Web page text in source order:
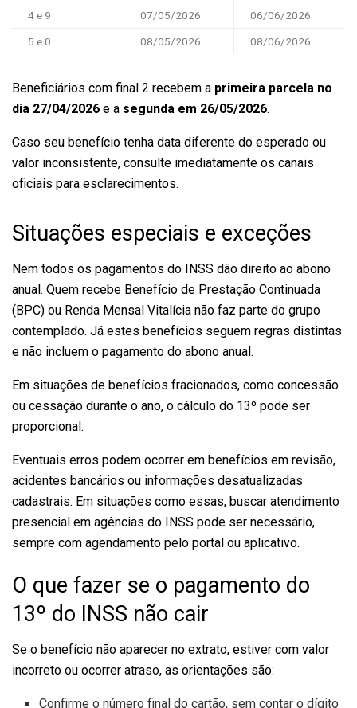
4 e 9 07/05/2026 06/06/2026
5 e 0 08/05/2026 08/06/2026
Beneficiários com final 2 recebem a primeira parcela no
dia 27/04/2026 e a segunda em 26/05/2026.
Caso seu benefício tenha data diferente do esperado ou
valor inconsistente, consulte imediatamente os canais
oficiais para esclarecimentos.
Situações especiais e exceções
Nem todos os pagamentos do INSS dão direito ao abono
anual. Quem recebe Benefício de Prestação Continuada
(BPC) ou Renda Mensal Vitalícia não faz parte do grupo
contemplado. Já estes benefícios seguem regras distintas
e não incluem o pagamento do abono anual.
Em situações de benefícios fracionados, como concessão
ou cessação durante o ano, o cálculo do 13º pode ser
proporcional.
Eventuais erros podem ocorrer em benefícios em revisão,
acidentes bancários ou informações desatualizadas
cadastrais. Em situações como essas, buscar atendimento
presencial em agências do INSS pode ser necessário,
sempre com agendamento pelo portal ou aplicativo.
O que fazer se o pagamento do
13º do INSS não cair
Se o benefício não aparecer no extrato, estiver com valor
incorreto ou ocorrer atraso, as orientações são:
Confirme o número final do cartão, sem contar o dígito